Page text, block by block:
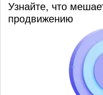
Узнайте, что
продвижению